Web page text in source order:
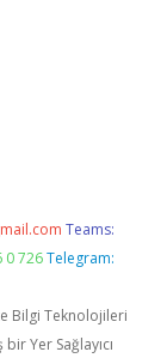
Teams:
0 726 Telegram:
Bilgi Teknolojileri
Yer Sağlayıcı